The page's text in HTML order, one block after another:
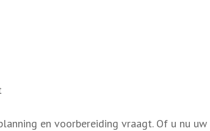
en voorbereiding vraagt. Of u nu uw